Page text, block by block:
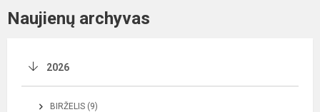
Naujienų archyvas
2026
BIRŽELIS (9)